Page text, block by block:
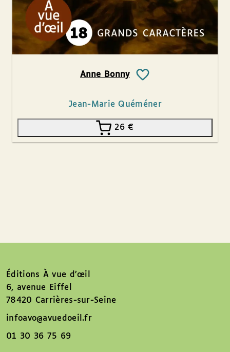
Anne Bonny
Jean-Marie Quéméner
26€
Éditions À vue d’œil
6, avenue Eiffel
78420 Carrières-sur-Seine
infoavo@avuedoeil.fr
01 30 36 75 69